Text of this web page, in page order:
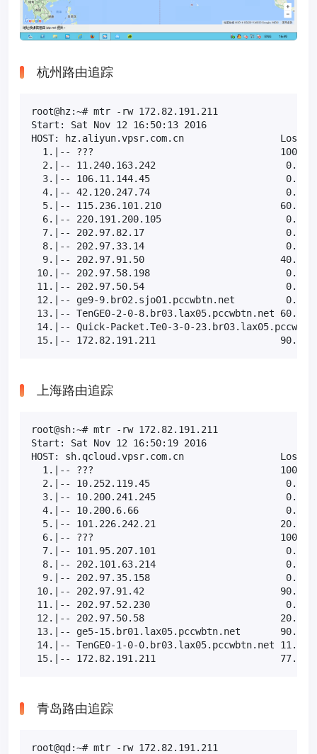
杭州路由追踪
root@hz:~# mtr -rw 172.82.191.211
Start: Sat Nov 12 16:50:13 2016
HOST: hz.aliyun.vpsr.com.cn                 Loss%
1.|-- ???                                 100.0
2.|-- 11.240.163.242                       0.0%
3.|-- 106.11.144.45                        0.0%
4.|-- 42.120.247.74                        0.0%
5.|-- 115.236.101.210                     60.0%
6.|-- 220.191.200.105                      0.0%
7.|-- 202.97.82.17                         0.0%
8.|-- 202.97.33.14                         0.0%
9.|-- 202.97.91.50                        40.0%
10.|-- 202.97.58.198                        0.0%
11.|-- 202.97.50.54                         0.0%
12.|-- ge9-9.br02.sjo01.pccwbtn.net         0.0%
13.|-- TenGE0-2-0-8.br03.lax05.pccwbtn.net
14.|-- Quick-Packet.Te0-3-0-
15.|-- 172.82.191.211                      90.0%
上海路由追踪
root@sh:~# mtr -rw 172.82.191.211
Start: Sat Nov 12 16:50:19 2016
HOST: sh.qcloud.vpsr.com.cn                 Loss%
1.|-- ???                                 100.0
2.|-- 10.252.119.45                        0.0%
3.|-- 10.200.241.245                       0.0%
4.|-- 10.200.6.66                          0.0%
5.|-- 101.226.242.21                      20.0%
6.|-- ???                                 100.0
7.|-- 101.95.207.101                       0.0%
8.|-- 202.101.63.214                       0.0%
9.|-- 202.97.35.158                        0.0%
10.|-- 202.97.91.42
11.|-- 202.97.52.230                        0.0%
12.|-- 202.97.50.58                        20.0%
13.|-- ge5-15.br01.lax05.pccwbtn.net
14.|-- TenGE0-1-0-0.br03.lax05.pccwbtn.net
15.|-- 172.82.191.211                      77.8%
青岛路由追踪
root@qd:~# mtr -rw 172.82.191.211